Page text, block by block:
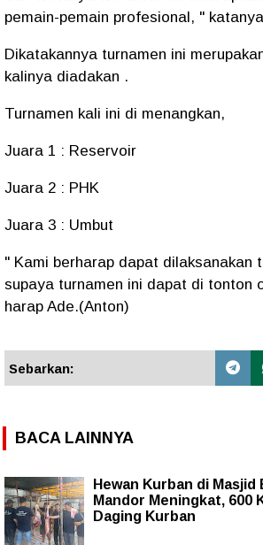
pemain-pemain profesional, "
Dikatakannya turnamen ini
kalinya diadakan .
Turnamen kali ini di menangkan,
Juara 1 : Reservoir
Juara 2 : PHK
Juara 3 : Umbut
" Kami berharap dapat dilaksanakan
supaya turnamen ini dapat di tonton
harap Ade.(Anton)
Sebarkan:
BACA LAINNYA
Hewan Kurban di Masjid
Mandor Meningkat, 600
Daging Kurban